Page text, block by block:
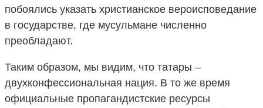
побоялись указать христианское вероисповедание
в государстве, где мусульмане численно
преобладают.
Таким образом, мы видим, что татары –
двухконфессиональная нация. В то же время
официальные пропагандистские ресурсы